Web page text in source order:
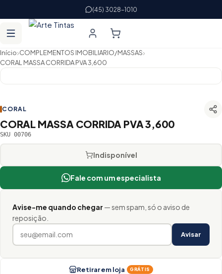
(45) 3028-1010
Início›COMPLEMENTOS IMOBILIARIO/MASSAS›
CORAL MASSA CORRIDA PVA 3,600
CORAL
CORAL MASSA CORRIDA PVA 3,600
SKU 00706
Indisponível
Fale com um especialista
Avise-me quando chegar — sem spam, só o aviso de
reposição.
Avisar
Retirar em loja GRÁTIS